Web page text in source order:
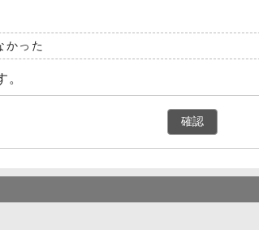
かった
。
確認